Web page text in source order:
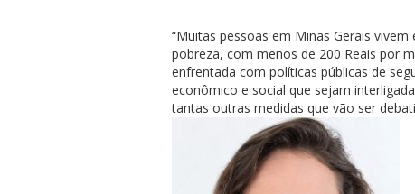
“Muitas pessoas em Minas Gerais
pobreza, com menos de 200 Reais por
enfrentada com políticas públicas de
econômico e social que sejam
tantas outras medidas que vão ser